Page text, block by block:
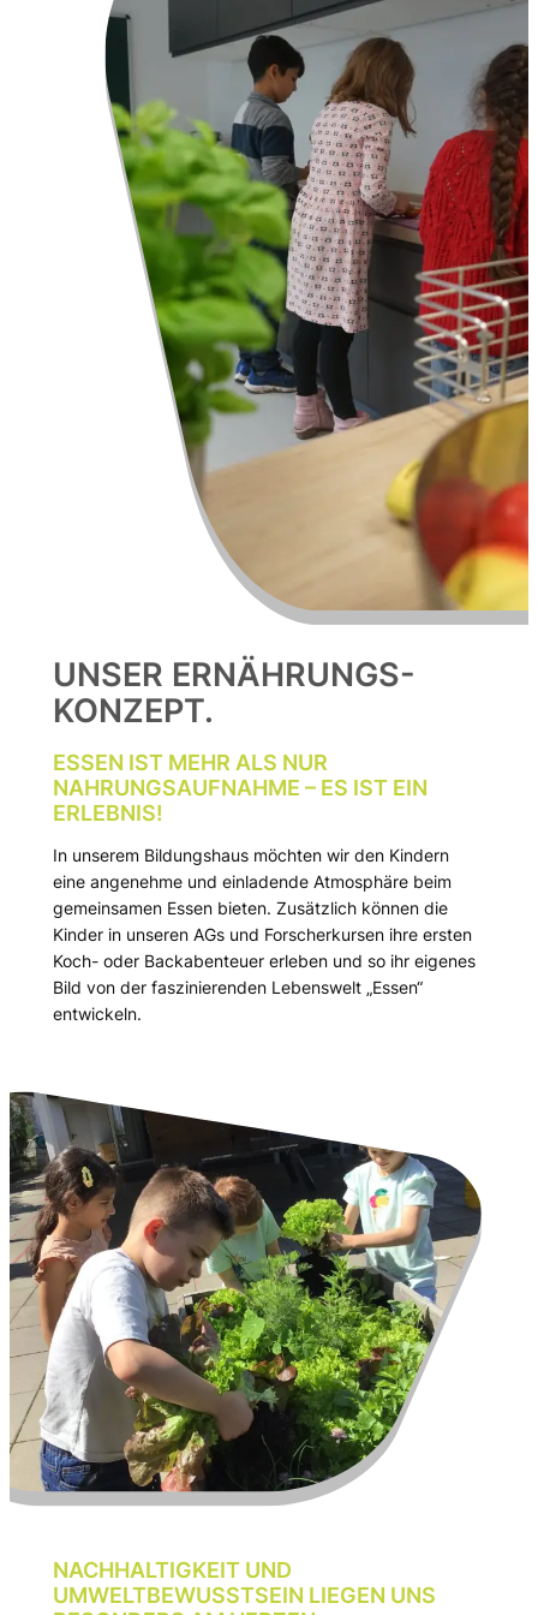
UNSER ERNÄHRUNGS-
KONZEPT.
ESSEN IST MEHR ALS NUR
NAHRUNGSAUFNAHME – ES IST EIN
ERLEBNIS!
In unserem Bildungshaus möchten wir den Kindern
eine angenehme und einladende Atmosphäre beim
gemeinsamen Essen bieten. Zusätzlich können die
Kinder in unseren AGs und Forscherkursen ihre ersten
Koch- oder Backabenteuer erleben und so ihr eigenes
Bild von der faszinierenden Lebenswelt „Essen“
entwickeln.
NACHHALTIGKEIT UND
UMWELTBEWUSSTSEIN LIEGEN UNS